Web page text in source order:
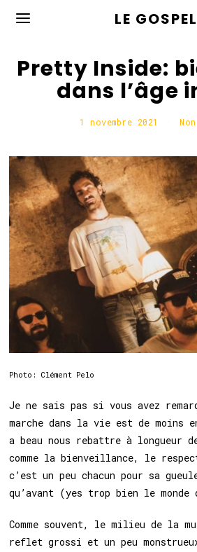
LE GOSPEL
Pretty Inside:
dans l’âge
1 novembre 2021
v
e
m
b
r
e
2
0
2
1
Photo: Clément Pelo
Je ne sais pas si vous avez
marche dans la vie est de moins
a beau nous rebattre à longueur
comme la bienveillance, le
c’est un peu chacun pour sa
qu’avant (yes trop bien le monde
Comme souvent, le milieu de la
reflet grossi et un peu